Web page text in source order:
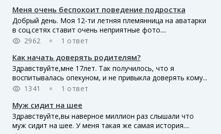
Меня очень беспокоит поведение подростка
Добрый день. Моя 12-ти летняя племянница на аватарки
в соц.сетях ставит очень неприятные фото....
2962
1 ответ
Как начать доверять родителям?
Здравствуйте,мне 17лет. Так получилось, что я
воспитывалась опекуном, и не привыкла доверять кому...
1341
1 ответ
Муж сидит на шее
Здравствуйте,вы наверное миллион раз слышали что
муж сидит на шее. У меня такая же самая история....